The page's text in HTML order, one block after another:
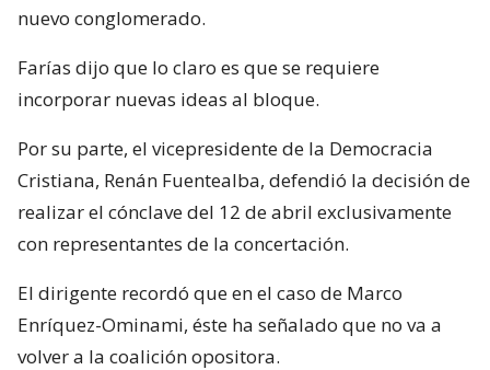
nuevo conglomerado.
Farías dijo que lo claro es que se requiere
incorporar nuevas ideas al bloque.
Por su parte, el vicepresidente de la Democracia
Cristiana, Renán Fuentealba, defendió la decisión de
realizar el cónclave del 12 de abril exclusivamente
con representantes de la concertación.
El dirigente recordó que en el caso de Marco
Enríquez-Ominami, éste ha señalado que no va a
volver a la coalición opositora.